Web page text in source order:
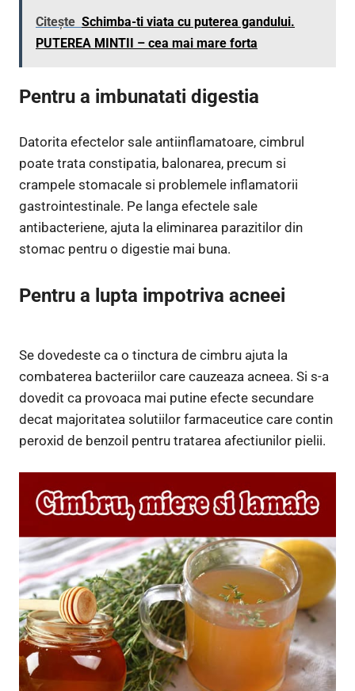
Citește Schimba-ti viata cu puterea gandului.
PUTEREA MINTII – cea mai mare forta
Pentru a imbunatati digestia
Datorita efectelor sale antiinflamatoare, cimbrul
poate trata constipatia, balonarea, precum si
crampele stomacale si problemele inflamatorii
gastrointestinale. Pe langa efectele sale
antibacteriene, ajuta la eliminarea parazitilor din
stomac pentru o digestie mai buna.
Pentru a lupta impotriva acneei
Se dovedeste ca o tinctura de cimbru ajuta la
combaterea bacteriilor care cauzeaza acneea. Si s-a
dovedit ca provoaca mai putine efecte secundare
decat majoritatea solutiilor farmaceutice care contin
peroxid de benzoil pentru tratarea afectiunilor pielii.